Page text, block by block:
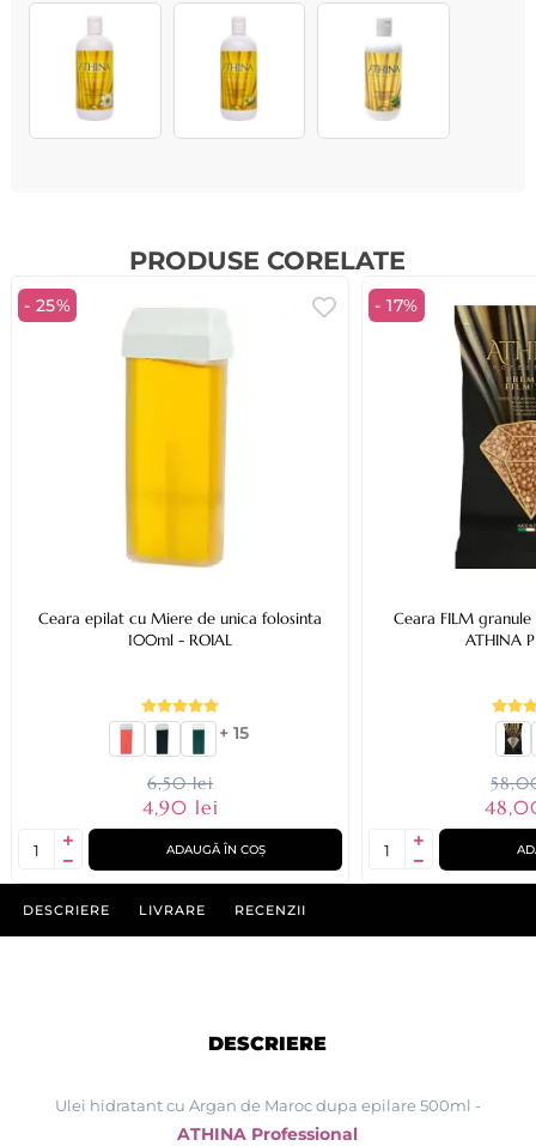
PRODUSE CORELATE
- 25%
Ceara epilat cu Miere de unica folosinta
100ml - ROIAL
+ 15
6,50 lei
4,90 lei
ADAUGĂ ÎN COȘ
- 17%
Ceara FILM
ATHINA
DESCRIERE LIVRARE RECENZII
DESCRIERE
Ulei hidratant cu Argan de Maroc dupa epilare 500ml -
ATHINA Professional